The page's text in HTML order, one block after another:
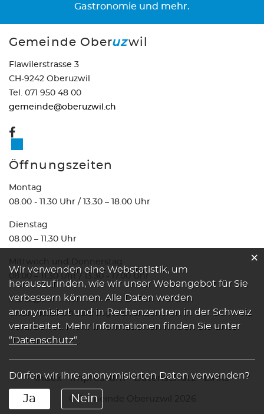
Gastronomie und mehr.
Gemeinde Oberuzwil
Flawilerstrasse 3
CH-9242 Oberuzwil
Tel. 071 950 48 00
gemeinde@oberuzwil.ch
Öffnungszeiten
Montag
08.00 - 11.30 Uhr / 13.30 – 18.00 Uhr
Dienstag
08.00 – 11.30 Uhr
08.00 – 11.30 Uhr / 13.30 - 17.00 Uhr
Freitag
07.00 – 13.00 Uhr durchgehend
Index Impressum Datenschutz Links
© Gemeinde Oberuzwil 2026
Webstatistik
Wir verwenden eine Webstatistik, um
herauszufinden, wie wir unser Webangebot für Sie
verbessern können. Alle Daten werden
anonymisiert und in Rechenzentren in der Schweiz
verarbeitet. Mehr Informationen finden Sie unter
“Datenschutz“
Dürfen wir Ihre anonymisierten Daten verwenden?
Ja Nein
×